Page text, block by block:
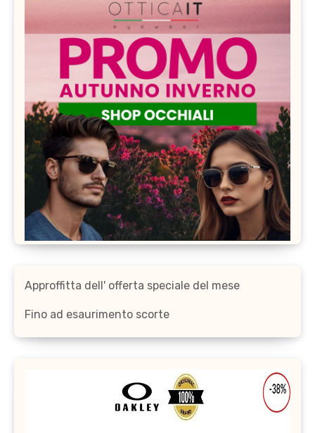
Approffitta dell' offerta speciale del mese
Fino ad esaurimento scorte